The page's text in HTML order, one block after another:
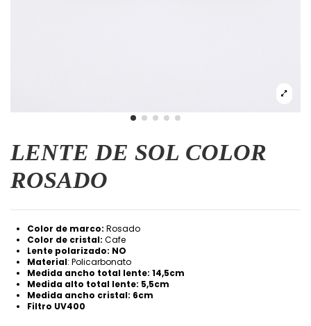
LENTE DE SOL COLOR
ROSADO
Color de marco: Rosado
Color de cristal: Cafe
Lente polarizado: NO
Material: Policarbonato
Medida ancho total lente: 14,5cm
Medida alto total lente: 5,5cm
Medida ancho cristal: 6cm
Filtro UV400